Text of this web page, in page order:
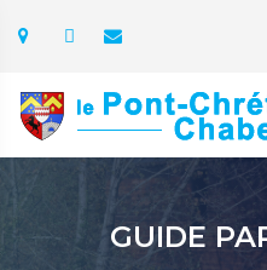
GUIDE